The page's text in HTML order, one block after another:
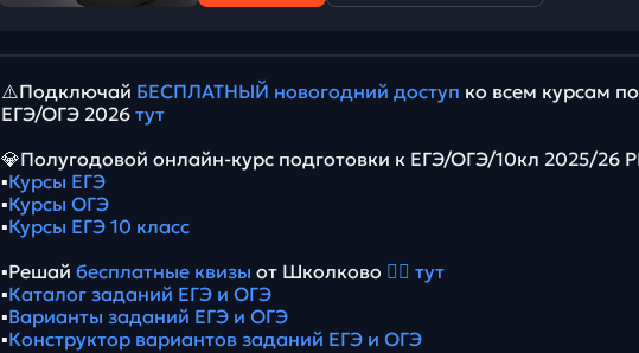
⚠️Подключай БЕСПЛАТНЫЙ новогодний доступ ко всем курсам
ЕГЭ/ОГЭ 2026 тут
💎Полугодовой онлайн-курс подготовки к ЕГЭ/ОГЭ/10кл 2025/26
▪️Курсы ЕГЭ
▪️Курсы ОГЭ
▪️Курсы ЕГЭ 10 класс
▪️Решай бесплатные квизы от Школково 👉🏻 тут
▪️Каталог заданий ЕГЭ и ОГЭ
▪️Варианты заданий ЕГЭ и ОГЭ
▪️Конструктор вариантов заданий ЕГЭ и ОГЭ